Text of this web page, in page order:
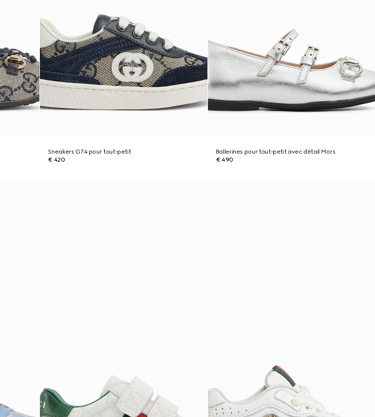
Sneakers G74 pour tout-petit
€ 420
Ballerines pour tout-petit avec détail Mors
€ 490